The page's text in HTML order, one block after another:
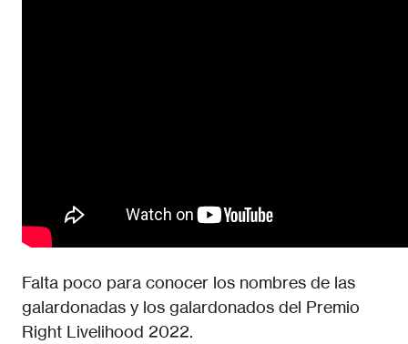
Falta poco para conocer los nombres de las
galardonadas y los galardonados del Premio
Right Livelihood 2022.